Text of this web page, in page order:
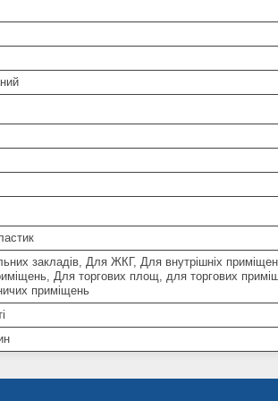
закладів, Для ЖКГ, Для внутрішніх
Для торгових площ, для торгових
приміщень